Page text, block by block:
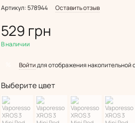
Артикул: 578944 Оставить отзыв
529 грн
В наличии
Войтидля отображения накопительной
Выберите цвет